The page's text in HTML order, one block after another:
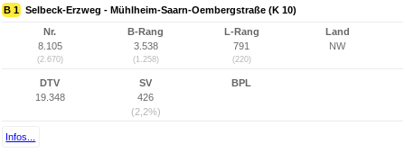
B 1 Selbeck-Erzweg - Mühlheim-Saarn-Oembergstraße (K 10)
Nr.
8.105
(2.670)
B-Rang
3.538
(1.258)
L-Rang
791
(220)
Land
NW
DTV
19.348
SV
426
(2,2%)
BPL
Infos...